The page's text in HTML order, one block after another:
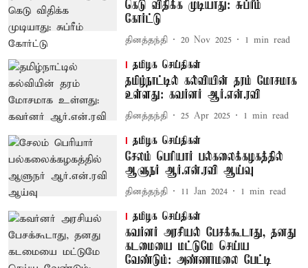
கெடு விதிக்க முடியாது: சுப்ரீம்
கோர்ட்டு
தினத்தந்தி 20 Nov 2025 1 min read
தமிழக செய்திகள்
தமிழ்நாட்டில் கல்வியின் தரம் மோசமாக
உள்ளது: கவர்னர் ஆர்.என்.ரவி
தினத்தந்தி 25 Apr 2025 1 min read
தமிழக செய்திகள்
சேலம் பெரியார் பல்கலைக்கழகத்தில்
ஆளுநர் ஆர்.என்.ரவி ஆய்வு
தினத்தந்தி 11 Jan 2024 1 min read
தமிழக செய்திகள்
கவர்னர் அரசியல் பேசக்கூடாது, தனது
கடமையை மட்டுமே செய்ய
வேண்டும்: அண்ணாமலை பேட்டி